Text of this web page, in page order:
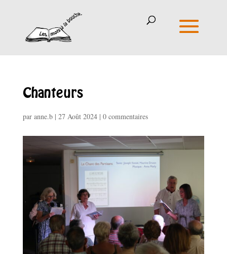
Chanteurs
par anne.b| 27 Août 2024| 0 commentaires